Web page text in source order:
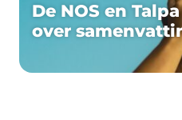
De NOS en
over